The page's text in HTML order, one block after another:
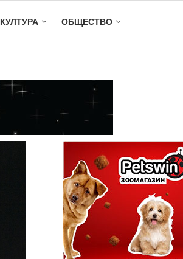
КУЛТУРА ОБЩЕСТВО